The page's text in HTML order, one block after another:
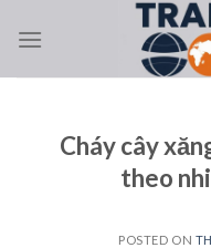
Cháy cây
theo
POSTED ON